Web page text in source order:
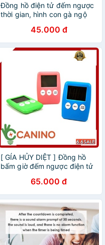
Đồng hồ điện tử đếm ngược
thời gian, hình con gà ngộ
45.000 đ
[ GÍA HỦY DIỆT ] Đồng hồ
bấm giờ đếm ngược điện tử
65.000 đ